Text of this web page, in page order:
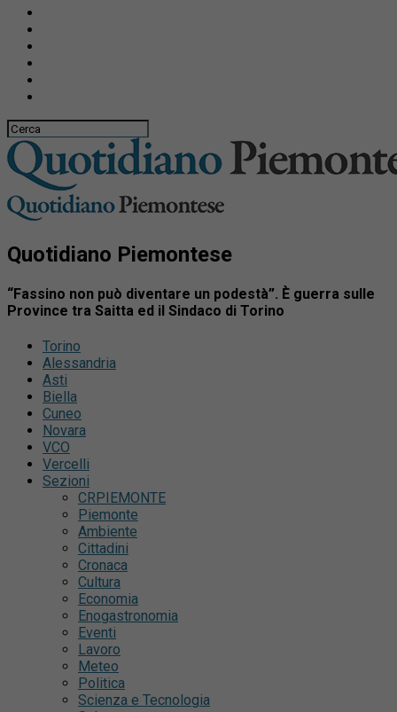
Quotidiano Piemontese
“Fassino non può diventare un podestà”. È guerra sulle
Province tra Saitta ed il Sindaco di Torino
Torino
Alessandria
Asti
Biella
Cuneo
Novara
VCO
Vercelli
Sezioni
CRPIEMONTE
Piemonte
Ambiente
Cittadini
Cronaca
Cultura
Economia
Enogastronomia
Eventi
Lavoro
Meteo
Politica
Scienza e Tecnologia